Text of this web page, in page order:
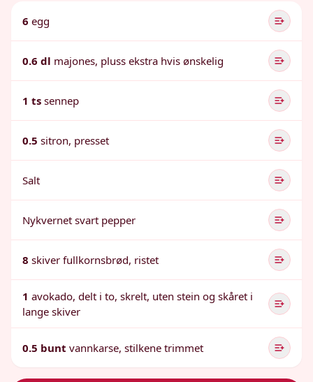
6 egg
0.6 dl majones, pluss ekstra hvis ønskelig
1 ts sennep
0.5 sitron, presset
Salt
Nykvernet svart pepper
8 skiver fullkornsbrød, ristet
1 avokado, delt i to, skrelt, uten stein og skåret i
lange skiver
0.5 bunt vannkarse, stilkene trimmet